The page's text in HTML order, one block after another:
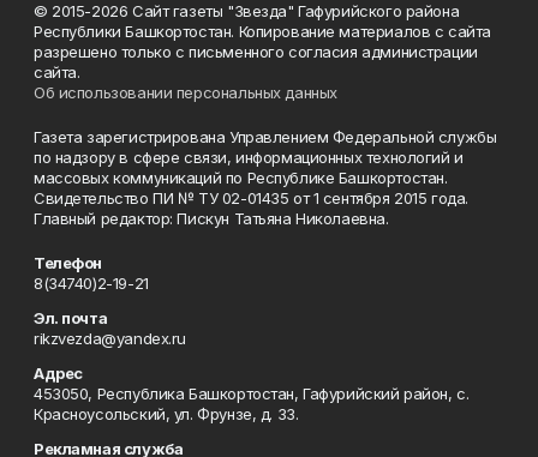
© 2015-2026 Сайт газеты "Звезда" Гафурийского района
Республики Башкортостан. Копирование материалов с сайта
разрешено только с письменного согласия администрации
сайта.
Об использовании персональных данных
Газета зарегистрирована Управлением Федеральной службы
по надзору в сфере связи, информационных технологий и
массовых коммуникаций по Республике Башкортостан.
Свидетельство ПИ № ТУ 02-01435 от 1 сентября 2015 года.
Главный редактор: Пискун Татьяна Николаевна.
Телефон
8(34740)2-19-21
Эл. почта
rikzvezda@yandex.ru
Адрес
453050, Республика Башкортостан, Гафурийский район, с.
Красноусольский, ул. Фрунзе, д. 33.
Рекламная служба